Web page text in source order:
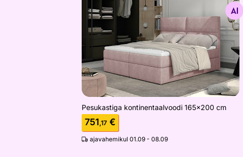
Pesukastiga kontinentaalvoodi 165x200 cm
751,17 €
ajavahemikul 01.09 - 08.09